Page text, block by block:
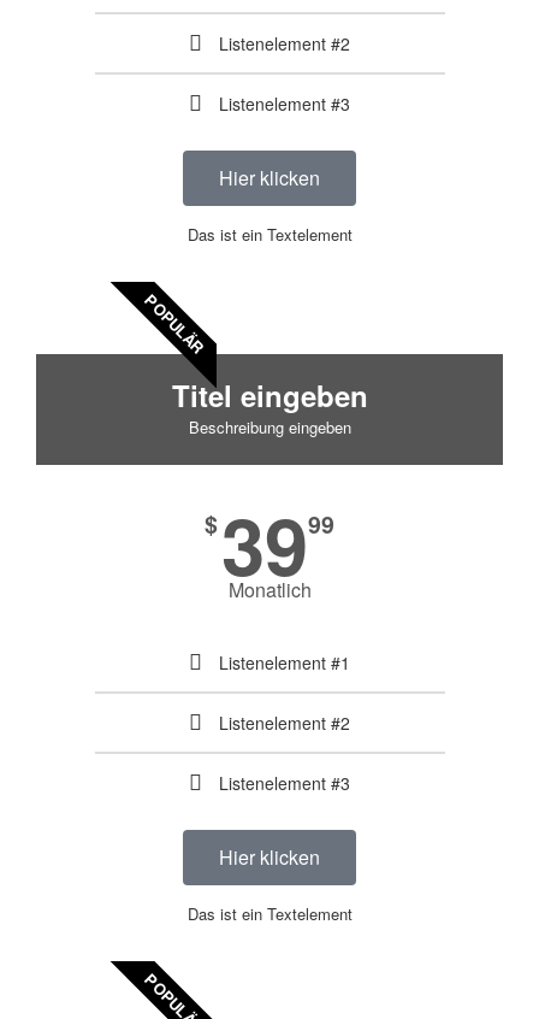
Listenelement #2
Listenelement #3
Hier klicken
Das ist ein Textelement
POPULÄR
Titel eingeben
Beschreibung eingeben
$3999
Monatlich
Listenelement #1
Listenelement #2
Listenelement #3
Hier klicken
Das ist ein Textelement
POPULÄR